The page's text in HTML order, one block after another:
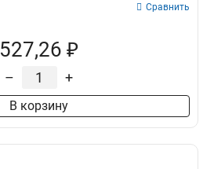
Сравнить
527,26 ₽
– +
В корзину